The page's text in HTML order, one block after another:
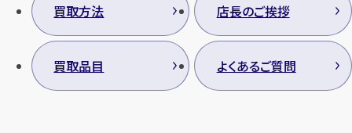
無料
買取方法 店長のご挨拶
買取品目 よくあるご質問